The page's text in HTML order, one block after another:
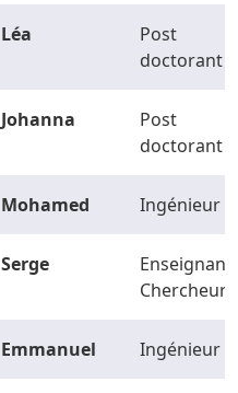
Léa
Post
doctorant
Johanna
Post
doctorant
Mohamed Ingénieur
Serge
Enseignant-
Chercheur
Emmanuel Ingénieur